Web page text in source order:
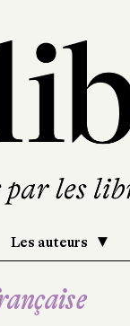
Les auteurs